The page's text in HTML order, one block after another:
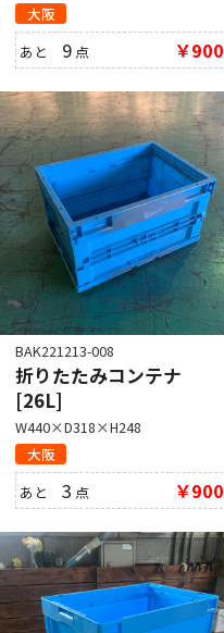
大阪
あと 9 点 ￥900
BAK221213-008
折りたたみコンテナ
[26L]
W440×D318×H248
大阪
あと3 点 ￥900